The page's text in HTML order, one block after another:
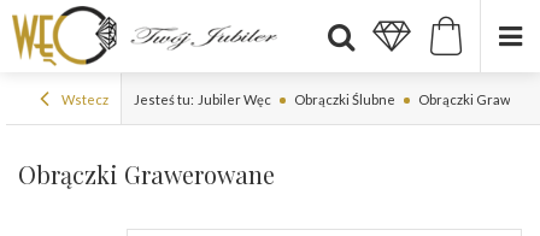
Wstecz Jesteś tu: Jubiler Węc Obrączki Ślubne Obrączki
Obrączki Grawerowane